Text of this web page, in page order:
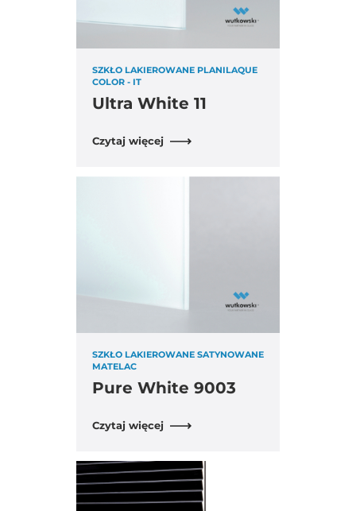
SZKŁO LAKIEROWANE PLANILAQUE
COLOR - IT
Ultra White 11
Czytaj więcej
SZKŁO LAKIEROWANE SATYNOWANE
MATELAC
Pure White 9003
Czytaj więcej